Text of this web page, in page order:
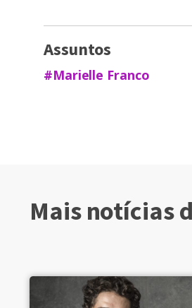
Assuntos
#Marielle Franco
Mais notícias